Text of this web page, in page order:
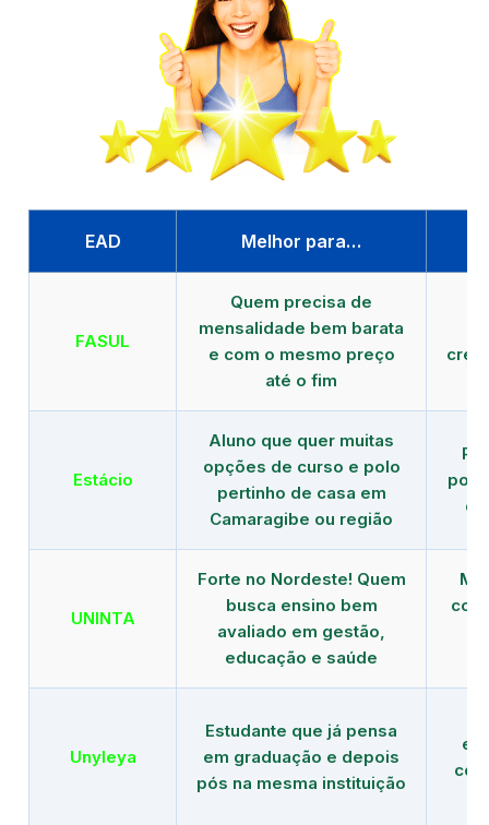
EAD Melhor para…
FASUL
Quem precisa de
mensalidade bem barata
e com o mesmo preço
até o fim
Estácio
Aluno que quer muitas
opções de curso e polo
pertinho de casa em
Camaragibe ou região
UNINTA
Forte no Nordeste! Quem
busca ensino bem
avaliado em gestão,
educação e saúde
Unyleya
Estudante que já pensa
em graduação e depois
pós na mesma instituição